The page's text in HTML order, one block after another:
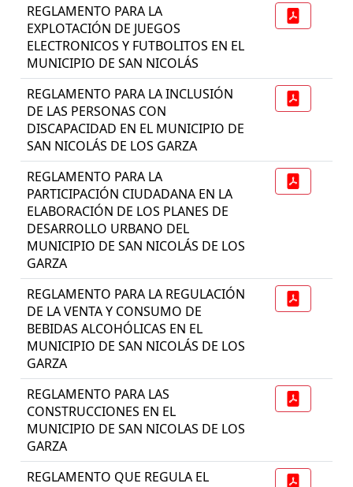
REGLAMENTO PARA LA
EXPLOTACIÓN DE JUEGOS
ELECTRONICOS Y FUTBOLITOS EN EL
MUNICIPIO DE SAN NICOLÁS
REGLAMENTO PARA LA INCLUSIÓN
DE LAS PERSONAS CON
DISCAPACIDAD EN EL MUNICIPIO DE
SAN NICOLÁS DE LOS GARZA
REGLAMENTO PARA LA
PARTICIPACIÓN CIUDADANA EN LA
ELABORACIÓN DE LOS PLANES DE
DESARROLLO URBANO DEL
MUNICIPIO DE SAN NICOLÁS DE LOS
GARZA
REGLAMENTO PARA LA REGULACIÓN
DE LA VENTA Y CONSUMO DE
BEBIDAS ALCOHÓLICAS EN EL
MUNICIPIO DE SAN NICOLÁS DE LOS
GARZA
REGLAMENTO PARA LAS
CONSTRUCCIONES EN EL
MUNICIPIO DE SAN NICOLAS DE LOS
GARZA
REGLAMENTO QUE REGULA EL